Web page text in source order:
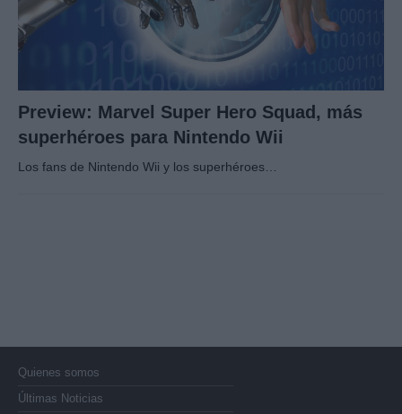
Preview: Marvel Super Hero Squad, más
superhéroes para Nintendo Wii
Los fans de Nintendo Wii y los superhéroes…
Quienes somos
Últimas Noticias